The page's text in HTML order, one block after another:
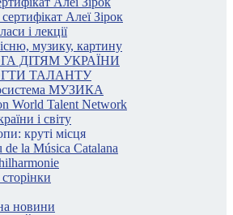
Алеї Зірок
і лекції
музику, картину
ДІТЯМ УКРАЇНИ
ТАЛАНТУ
МУЗИКА
World Talent Network
і світу
круті місця
de la Música Catalana
новини